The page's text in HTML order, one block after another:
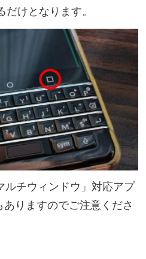
だけとなります。
ルチウィンドウ」対応アプ
りますのでご注意くださ